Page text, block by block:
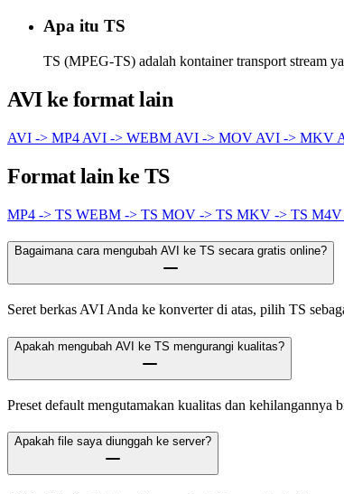
Apa itu TS
TS (MPEG-TS) adalah kontainer transport stream
AVI ke format lain
AVI -> MP4 AVI -> WEBM AVI -> MOV AVI -> MKV
Format lain ke TS
MP4 -> TS WEBM -> TS MOV -> TS MKV -> TS M4V
Bagaimana cara mengubah AVI ke TS secara gratis online?
Seret berkas AVI Anda ke konverter di atas, pilih TS
Apakah mengubah AVI ke TS mengurangi kualitas?
Preset default mengutamakan kualitas dan
Apakah file saya diunggah ke server?